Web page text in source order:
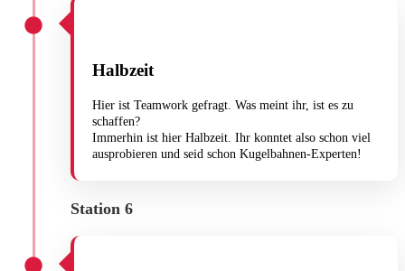
Halbzeit
Hier ist Teamwork gefragt. Was meint ihr, ist es zu
schaffen?
Immerhin ist hier Halbzeit. Ihr konntet also schon viel
ausprobieren und seid schon Kugelbahnen-Experten!
Station 6